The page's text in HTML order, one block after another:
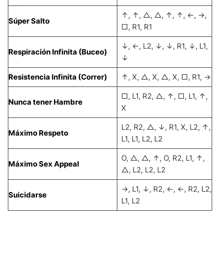
Súper Salto
↑, ↑, △, △, ↑, ↑, ←, →,
□, R1, R1
Respiración Infinita (Buceo)
↓, ←, L2, ↓, ↓, R1, ↓, L1,
↓
Resistencia Infinita (Correr) ↑, X, △, X, △, X, □, R1, →
Nunca tener Hambre
□, L1, R2, △, ↑, □, L1, ↑,
X
Máximo Respeto
L2, R2, △, ↓, R1, X, L2, ↑,
L1, L1, L2, L2
Máximo Sex Appeal
O, △, △, ↑, O, R2, L1, ↑,
△, L2, L2, L2
Suicidarse
→, L1, ↓, R2, ←, ←, R2, L2,
L1, L2